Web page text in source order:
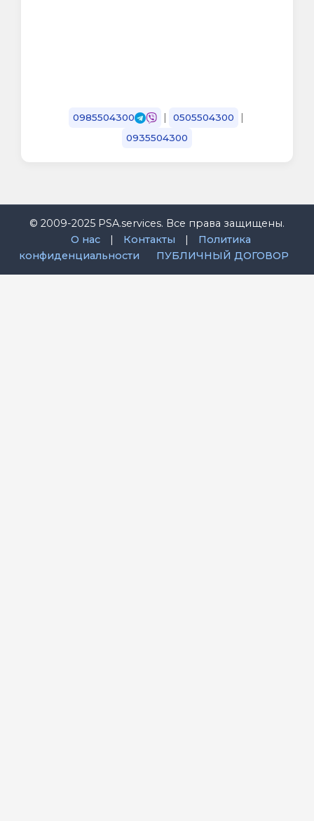
0985504300 | 0505504300 |
0935504300
© 2009-2025 PSA.services. Все права защищены.
О нас
| Контакты |
Политика
конфиденциальности
ПУБЛИЧНЫЙ ДОГОВОР